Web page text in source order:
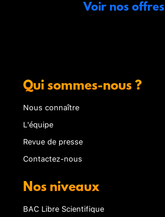
Voir nos offres
Qui sommes-nous ?
Nous connaître
L'équipe
Revue de presse
Contactez-nous
Nos niveaux
BAC Libre Scientifique